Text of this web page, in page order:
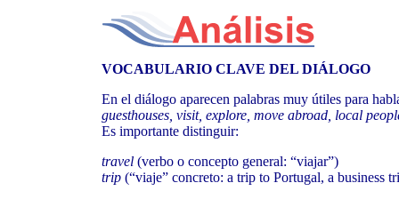
VOCABULARIO CLAVE DEL DIÁLOGO
En el diálogo aparecen palabras muy útiles para
guesthouses, visit, explore, move abroad, local
Es importante distinguir:
travel (verbo o concepto general: “viajar”)
trip (“viaje” concreto: a trip to Portugal, a business